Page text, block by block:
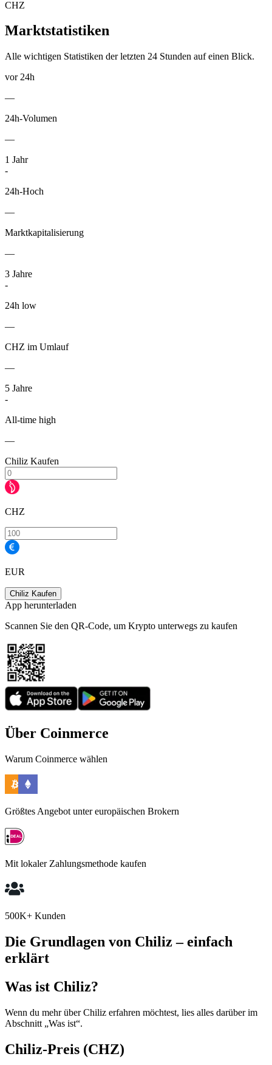
CHZ
Marktstatistiken
Alle wichtigen Statistiken der letzten 24 Stunden auf einen Blick.
vor 24h
—
24h-Volumen
—
1 Jahr
-
24h-Hoch
—
Marktkapitalisierung
—
3 Jahre
-
24h low
—
CHZ im Umlauf
—
5 Jahre
-
All-time high
—
Chiliz Kaufen
CHZ
EUR
Chiliz Kaufen
App herunterladen
Scannen Sie den QR-Code, um Krypto unterwegs zu kaufen
Über Coinmerce
Warum Coinmerce wählen
Größtes Angebot unter europäischen Brokern
Mit lokaler Zahlungsmethode kaufen
500K+ Kunden
Die Grundlagen von Chiliz – einfach
erklärt
Was ist Chiliz?
Wenn du mehr über Chiliz erfahren möchtest, lies alles darüber im
Abschnitt „Was ist“.
Chiliz-Preis (CHZ)